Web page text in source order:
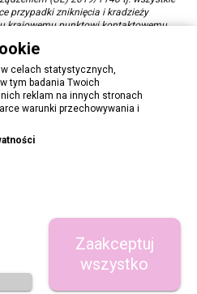
przypadki zniknięcia i kradzieży
krajowemu punktowi kontaktowemu.
celach statystycznych,
tym badania Twoich
reklam na innych stronach
warunki przechowywania i
pliki cookie oraz cookie HttpOnly.
wymagane do przeglądania
korzystania z jej podstawowych
pliki cookie są wymagane do
działania witryny.
Zaakceptuj
wszystko